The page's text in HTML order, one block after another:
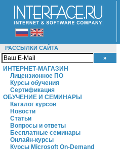
РАССЫЛКИ САЙТА
ИНТЕРНЕТ-МАГАЗИН
Лицензионное ПО
Курсы обучения
Сертификация
ОБУЧЕНИЕ И СЕМИНАРЫ
Каталог курсов
Новости
Статьи
Вопросы и ответы
Бесплатные семинары
Онлайн-курсы
Курсы Microsoft On-Demand